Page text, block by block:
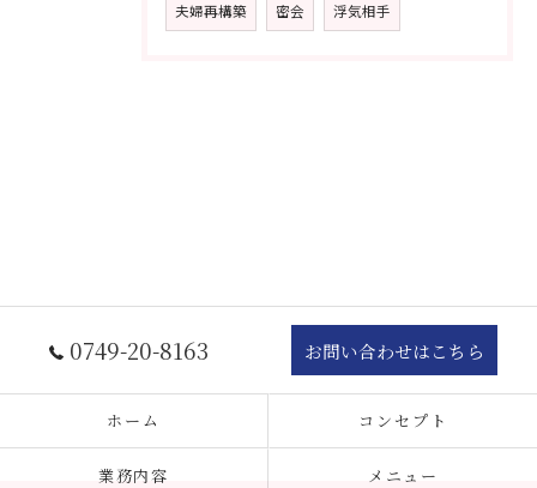
夫婦再構築 密会 浮気相手
0749-20-8163 お問い合わせはこちら
ホーム コンセプト
業務内容 メニュー